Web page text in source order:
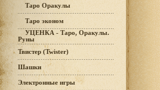
Таро Оракулы
Таро эконом
УЦЕНКА - Таро, Оракулы.
Руны
Твистер (Twister)
Шашки
Электронные игры